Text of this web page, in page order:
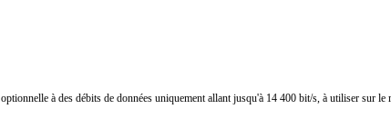
à des débits de données uniquement allant jusqu'à 14 400 bit/s, à utiliser sur le